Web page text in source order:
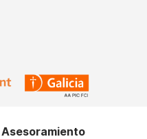
Asesoramiento